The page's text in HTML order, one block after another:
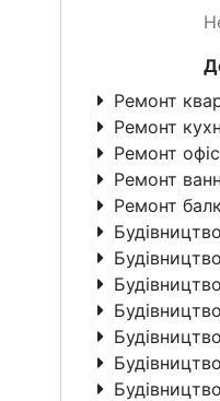
Ремонт
Ремонт
Ремонт
Ремонт
Ремонт